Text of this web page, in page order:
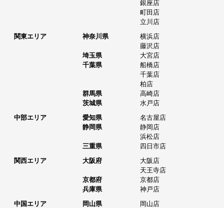
銀座店
町田店
立川店
関東エリア
神奈川県
横浜店
藤沢店
埼玉県
大宮店
千葉県
船橋店
千葉店
柏店
群馬県
高崎店
茨城県
水戸店
中部エリア
愛知県
名古屋店
静岡県
静岡店
浜松店
三重県
四日市店
関西エリア
大阪府
大阪店
天王寺店
京都府
京都店
兵庫県
神戸店
中国エリア
岡山県
岡山店